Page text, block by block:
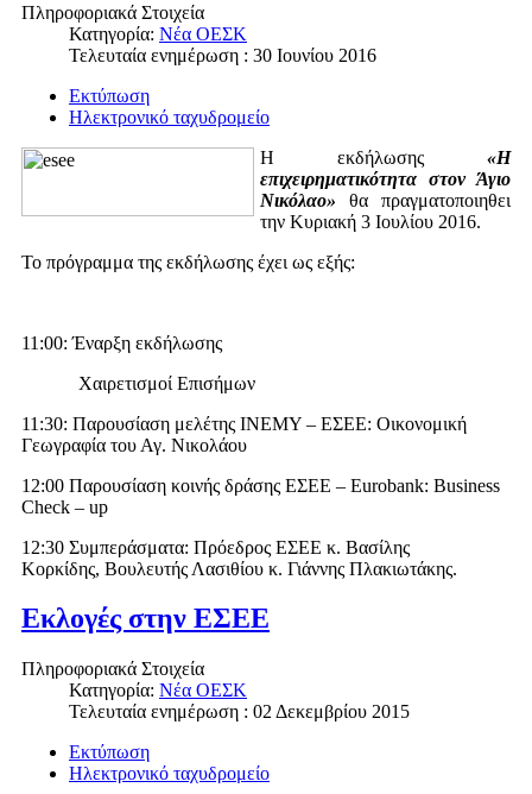
Πληροφοριακά Στοιχεία
Κατηγορία: Νέα ΟΕΣΚ
Τελευταία ενημέρωση : 30 Ιουνίου 2016
Εκτύπωση
Ηλεκτρονικό ταχυδρομείο
Η εκδήλωσης «Η
επιχειρηματικότητα στον Άγιο
Νικόλαο» θα πραγματοποιηθει
την Κυριακή 3 Ιουλίου 2016.
Το πρόγραμμα της εκδήλωσης έχει ως εξής:
11:00: Έναρξη εκδήλωσης
Χαιρετισμοί Επισήμων
11:30: Παρουσίαση μελέτης ΙΝΕΜΥ – ΕΣΕΕ: Οικονομική
Γεωγραφία του Αγ. Νικολάου
12:00 Παρουσίαση κοινής δράσης ΕΣΕΕ – Εurobank: Business
Check – up
12:30 Συμπεράσματα: Πρόεδρος ΕΣΕΕ κ. Βασίλης
Κορκίδης, Βουλευτής Λασιθίου κ. Γιάννης Πλακιωτάκης.
Εκλογές στην ΕΣΕΕ
Πληροφοριακά Στοιχεία
Κατηγορία: Νέα ΟΕΣΚ
Τελευταία ενημέρωση : 02 Δεκεμβρίου 2015
Εκτύπωση
Ηλεκτρονικό ταχυδρομείο